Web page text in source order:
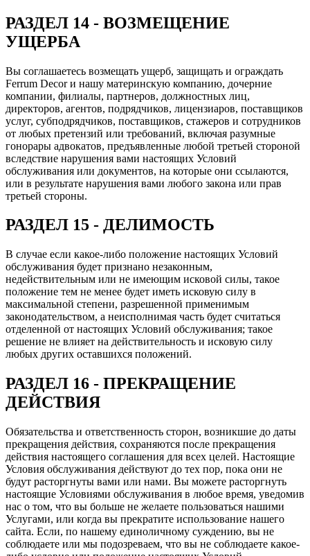
РАЗДЕЛ 14 - ВОЗМЕЩЕНИЕ
УЩЕРБА
Вы соглашаетесь возмещать ущерб, защищать и ограждать
Ferrum Decor и нашу материнскую компанию, дочерние
компании, филиалы, партнеров, должностных лиц,
директоров, агентов, подрядчиков, лицензиаров, поставщиков
услуг, субподрядчиков, поставщиков, стажеров и сотрудников
от любых претензий или требований, включая разумные
гонорары адвокатов, предъявленные любой третьей стороной
вследствие нарушения вами настоящих Условий
обслуживания или документов, на которые они ссылаются,
или в результате нарушения вами любого закона или прав
третьей стороны.
РАЗДЕЛ 15 - ДЕЛИМОСТЬ
В случае если какое-либо положение настоящих Условий
обслуживания будет признано незаконным,
недействительным или не имеющим исковой силы, такое
положение тем не менее будет иметь исковую силу в
максимальной степени, разрешенной применимым
законодательством, а неисполнимая часть будет считаться
отделенной от настоящих Условий обслуживания; такое
решение не влияет на действительность и исковую силу
любых других оставшихся положений.
РАЗДЕЛ 16 - ПРЕКРАЩЕНИЕ
ДЕЙСТВИЯ
Обязательства и ответственность сторон, возникшие до даты
прекращения действия, сохраняются после прекращения
действия настоящего соглашения для всех целей. Настоящие
Условия обслуживания действуют до тех пор, пока они не
будут расторгнуты вами или нами. Вы можете расторгнуть
настоящие Условиями обслуживания в любое время, уведомив
нас о том, что вы больше не желаете пользоваться нашими
Услугами, или когда вы прекратите использование нашего
сайта. Если, по нашему единоличному суждению, вы не
соблюдаете или мы подозреваем, что вы не соблюдаете какое-